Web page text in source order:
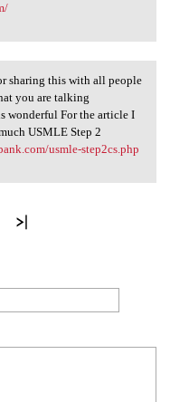
for sharing
sharing this with all people
you are talking
wonderful For the article I
USMLE Step 2
usmle-step2cs.php